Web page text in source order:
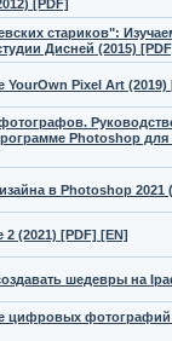
[PDF]
стариков":
Дисней (2015)
YourOwn Pixel Art (2019)
Photoshop для
в Photoshop 2021
(2021) [PDF] [EN]
шедевры на
цифровых